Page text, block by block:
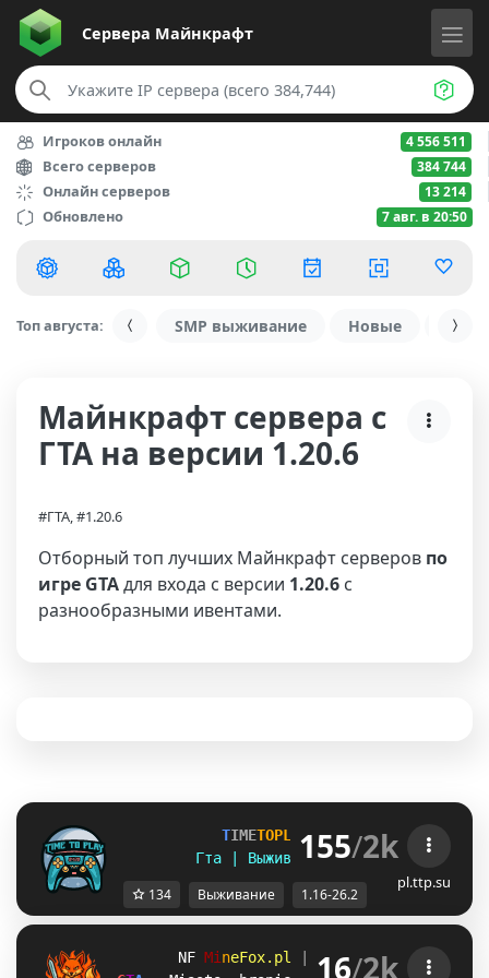
Сервера Майнкрафт
Игроков онлайн 4 556 511
Всего серверов 384 744
Онлайн серверов 13 214
Обновлено 7 авг. в 20:50
Топ августа: SMP выживание Новые С
Майнкрафт сервера с
ГТА на версии 1.20.6
#ГТА, #1.20.6
Отборный топ лучших Майнкрафт серверов по
игре GTAдля входа с версии 1.20.6 с
разнообразными ивентами.
TIMETOPL Y ▪ [1 .16 -
]
Гта | Выживание | Полит | Ивенты
155/2k
pl.ttp.su
134 Выживание 1.16-26.2
QS Mi neFox. pl 1.8.x - 1.21.11
16/2k